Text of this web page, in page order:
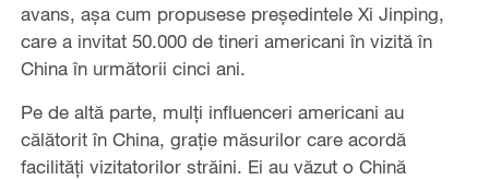
avans, așa cum propusese președintele Xi Jinping,
care a invitat 50.000 de tineri americani în vizită în
China în următorii cinci ani.
Pe de altă parte, mulți influenceri americani au
călătorit în China, grație măsurilor care acordă
facilități vizitatorilor străini. Ei au văzut o Chină